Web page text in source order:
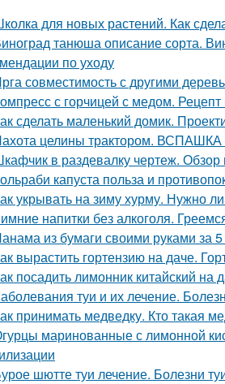
для новых растений. Как
танюша описание сорта.
по уходу
совместимость с другими
с горчицей с медом.
сделать маленький домик.
целины трактором.
в раздевалку чертеж.
капуста польза и
укрывать на зиму хурму. Нужно
напитки без алкоголя.
из бумаги своими руками за
вырастить гортензию на даче.
посадить лимонник китайский на
туи и их лечение.
принимать медведку. Кто такая
маринованные с лимонной
шютте туи лечение. Болезни